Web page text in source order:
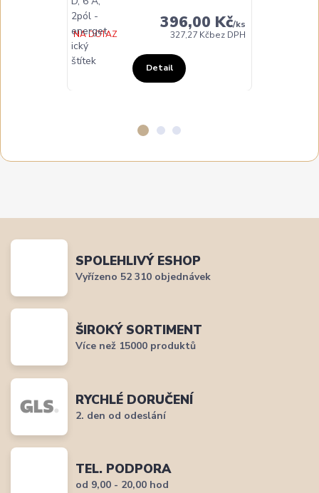
396,00 Kč/ks
327,27 Kčbez DPH
NA DOTAZ
Detail
SPOLEHLIVÝ ESHOP
Vyřízeno 52 310 objednávek
ŠIROKÝ SORTIMENT
Více než 15000 produktů
RYCHLÉ DORUČENÍ
2. den od odeslání
TEL. PODPORA
od 9,00 - 20,00 hod